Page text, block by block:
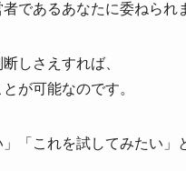
であるあなたに委ねられ
しさえすれば、
が可能なのです。
」「これを試してみたい